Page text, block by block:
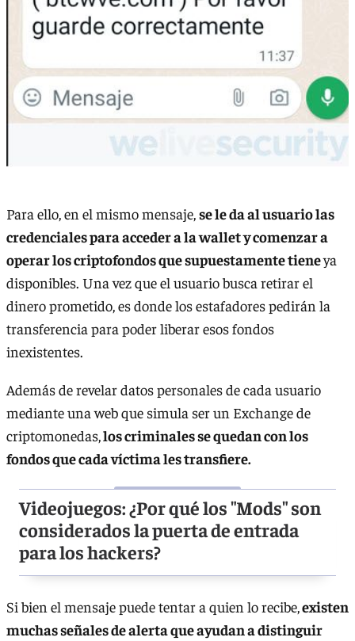
Para ello, en el mismo mensaje,se le da al usuario las
credenciales para acceder a la wallet y comenzar a
operar los criptofondos que supuestamente tieneya
disponibles. Una vez que el usuario busca retirar el
dinero prometido, es donde los estafadores pedirán la
transferencia para poder liberar esos fondos
inexistentes.
Además de revelar datos personales de cada usuario
mediante una web que simula ser un Exchange de
criptomonedas,los criminales se quedan con los
fondos que cada víctima les transfiere.
Videojuegos: ¿Por qué los "Mods" son
considerados la puerta de entrada
para los hackers?
Si bien el mensaje puede tentar a quien lo recibe,existen
muchas señales de alerta que ayudan a distinguir